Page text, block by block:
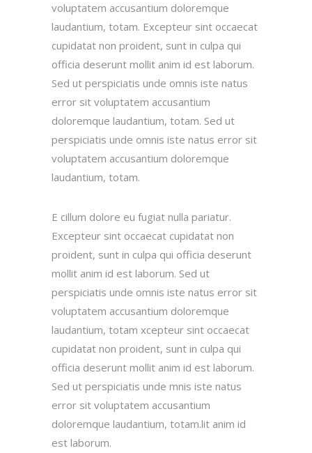
voluptatem accusantium doloremque
laudantium, totam. Excepteur sint occaecat
cupidatat non proident, sunt in culpa qui
officia deserunt mollit anim id est laborum.
Sed ut perspiciatis unde omnis iste natus
error sit voluptatem accusantium
doloremque laudantium, totam. Sed ut
perspiciatis unde omnis iste natus error sit
voluptatem accusantium doloremque
laudantium, totam.
E cillum dolore eu fugiat nulla pariatur.
Excepteur sint occaecat cupidatat non
proident, sunt in culpa qui officia deserunt
mollit anim id est laborum. Sed ut
perspiciatis unde omnis iste natus error sit
voluptatem accusantium doloremque
laudantium, totam xcepteur sint occaecat
cupidatat non proident, sunt in culpa qui
officia deserunt mollit anim id est laborum.
Sed ut perspiciatis unde mnis iste natus
error sit voluptatem accusantium
doloremque laudantium, totam.lit anim id
est laborum.